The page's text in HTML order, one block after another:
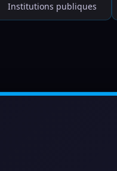
Institutions publiques